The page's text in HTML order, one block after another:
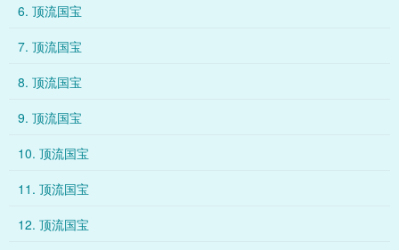
6. 顶流国宝
7. 顶流国宝
8. 顶流国宝
9. 顶流国宝
10. 顶流国宝
11. 顶流国宝
12. 顶流国宝